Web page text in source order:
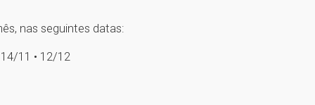
nas seguintes datas:
11 • 12/12